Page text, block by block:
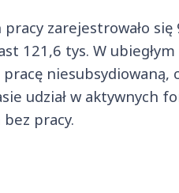
pracy zarejestrowało
121,6 tys. W
niesubsydiowaną,
udział w aktywnych
pracy.